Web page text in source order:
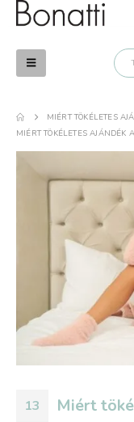
MIÉRT TÖKÉLETES
MIÉRT TÖKÉLETES AJÁNDÉK
13 Miért